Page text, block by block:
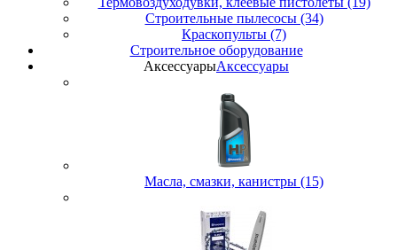
Строительные пылесосы (34)
Краскопульты (7)
Строительное оборудование
АксессуарыАксессуары
Масла, смазки, канистры (15)